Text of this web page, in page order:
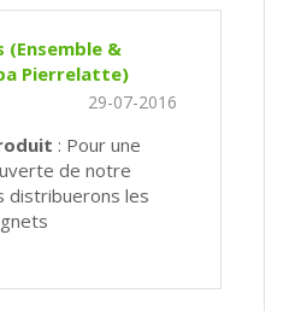
(Ensemble &
Pierrelatte)
29-07-2016
: Pour une
de notre
distribuerons les